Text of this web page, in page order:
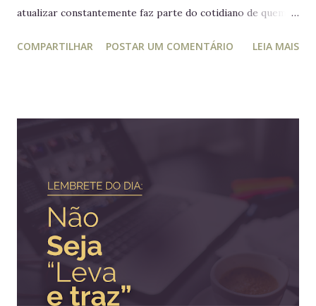
atualizar constantemente faz parte do cotidiano de quem
planejamento e gestão a leitura e atualização frequente é
territórios alheios, mas nenhum deles tinha ido tão longe a
ponto de cruzar um oceano para viver e reinar do outro
lado do mundo. Embora os europeus dominassem colônias
imensas em diversos continentes, até aquele momento
nenhum rei havia colocado os pés em seus territórios
ultramarinos para uma simples...
COMPARTILHAR POSTAR UM COMENTÁRIO LEIA MAIS